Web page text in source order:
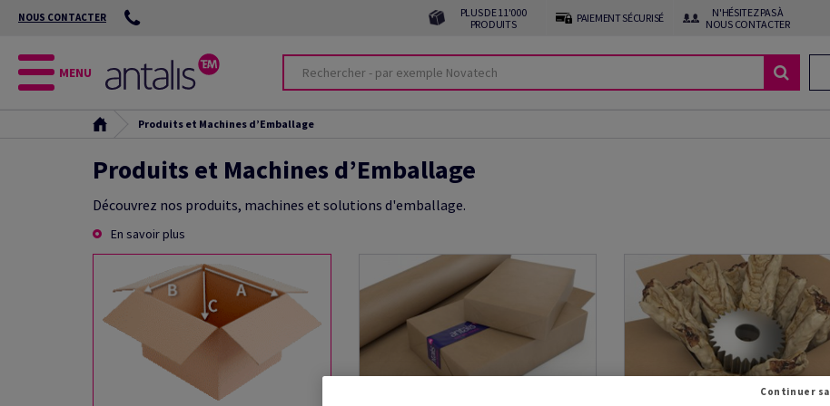
NOUS CONTACTER
PLUS DE 11'000
PRODUITS
PAIEMENT SÉCURISÉ
N'HÉSITEZ PAS À
NOUS CONTACTER
MENU
Produits et Machines d’Emballage
Produits et Machines d’Emballage
Découvrez nos produits, machines et solutions d'emballage.
En savoir plus